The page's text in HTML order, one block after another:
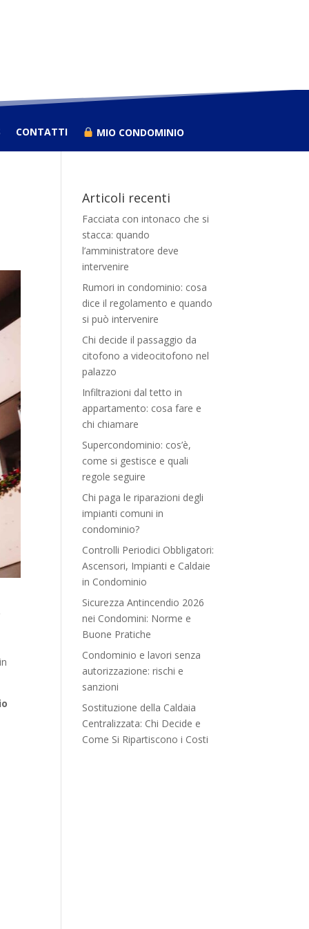
CONTATTI MIO CONDOMINIO
Articoli recenti
Facciata con intonaco che si
stacca: quando
l’amministratore deve
intervenire
Rumori in condominio: cosa
dice il regolamento e quando
si può intervenire
Chi decide il passaggio da
citofono a videocitofono nel
palazzo
Infiltrazioni dal tetto in
appartamento: cosa fare e
chi chiamare
Supercondominio: cos’è,
come si gestisce e quali
regole seguire
Chi paga le riparazioni degli
impianti comuni in
condominio?
Controlli Periodici Obbligatori:
Ascensori, Impianti e Caldaie
in Condominio
Sicurezza Antincendio 2026
nei Condomini: Norme e
Buone Pratiche
Condominio e lavori senza
autorizzazione: rischi e
sanzioni
Sostituzione della Caldaia
Centralizzata: Chi Decide e
Come Si Ripartiscono i Costi